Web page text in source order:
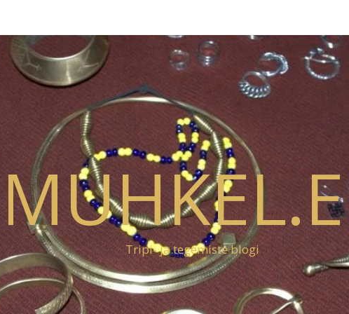
Tripi- ja tegemiste blogi